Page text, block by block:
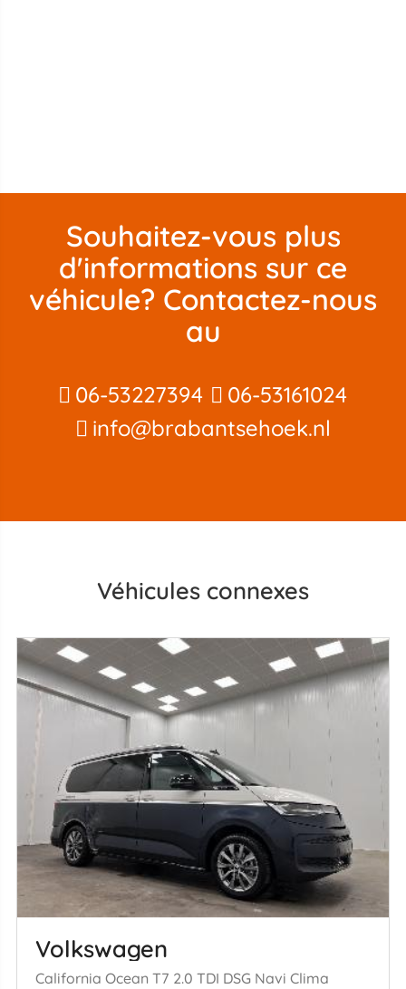
Souhaitez-vous plus
d'informations sur ce
véhicule? Contactez-nous
au
06-53227394
06-53161024
info@brabantsehoek.nl
Véhicules connexes
Volkswagen
California Ocean T7 2.0 TDI DSG Navi Clima